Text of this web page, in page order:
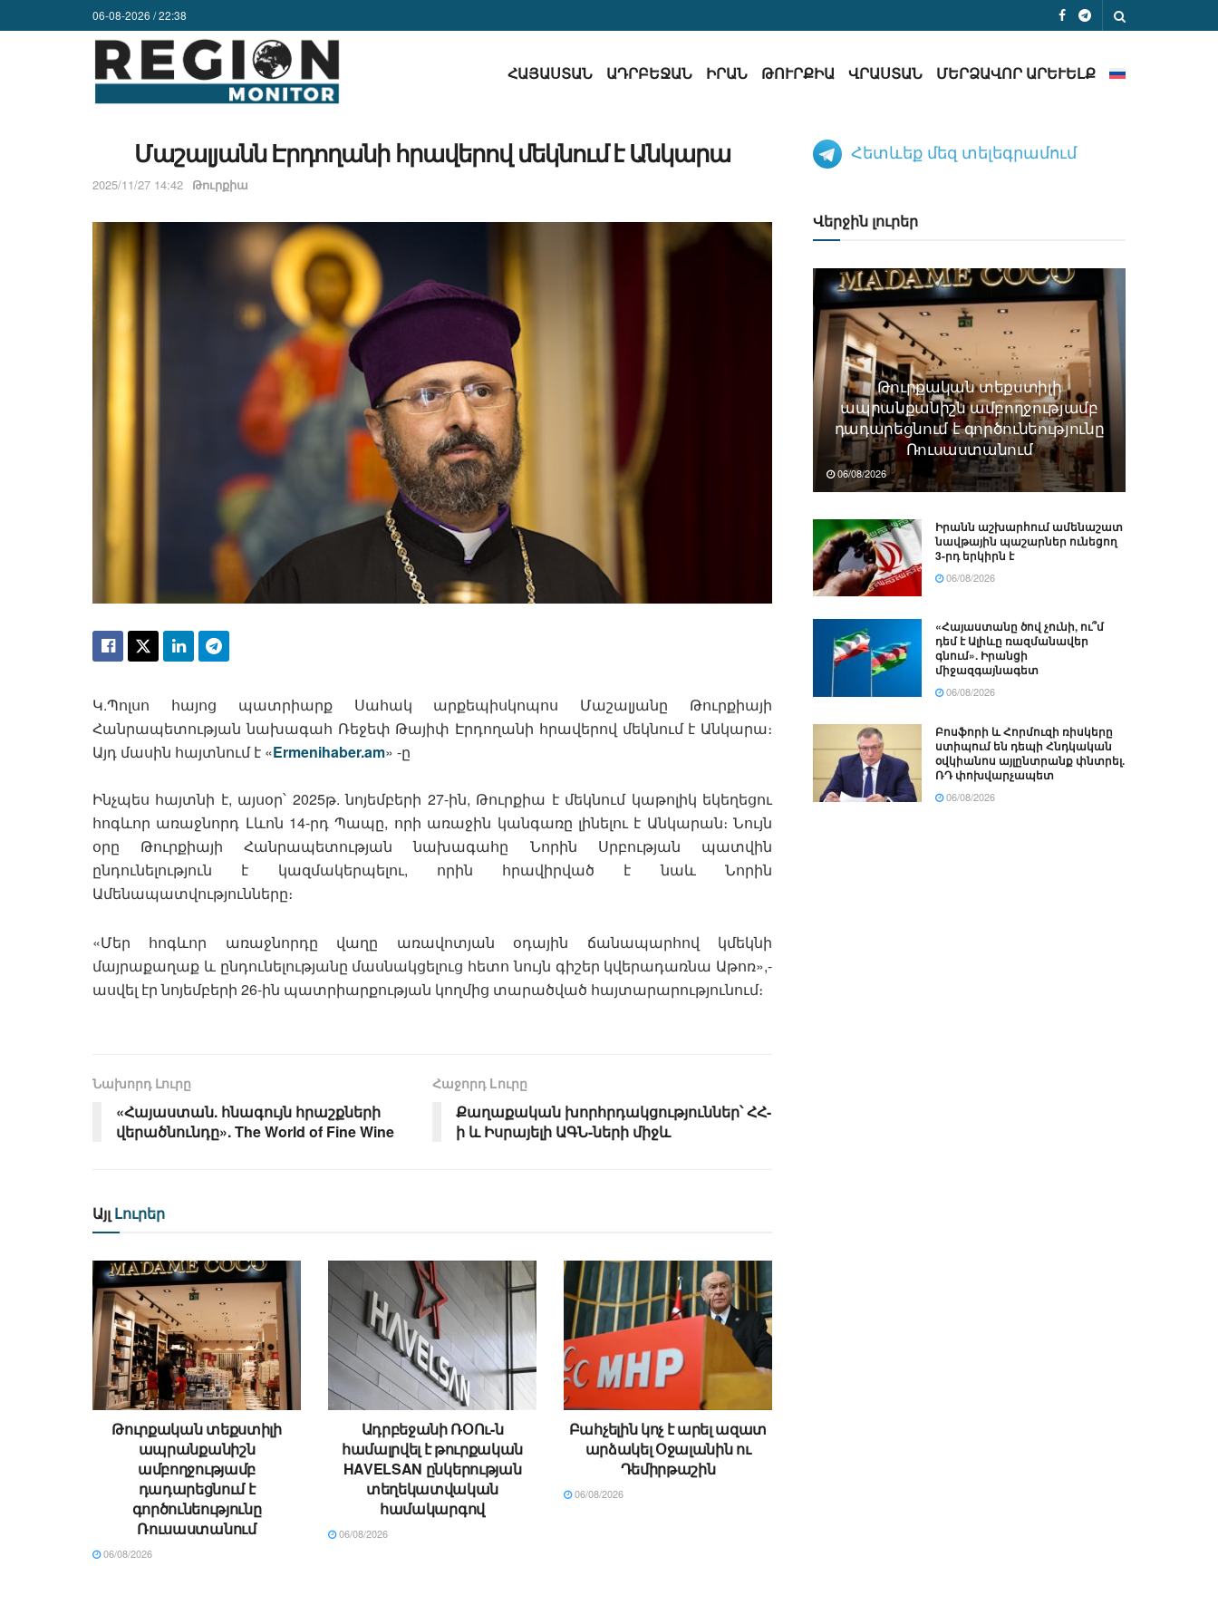
06-08-2026 / 22:38
ՀԱՅԱՍՏԱՆ ԱԴՐԲԵՋԱՆ ԻՐԱՆ ԹՈՒՐՔԻԱ ՎՐԱՍՏԱՆ ՄԵՐՁԱՎՈՐ ԱՐԵՒԵԼՔ
Մաշալյանն Էրդողանի հրավերով մեկնում է Անկարա
2025/11/27 14:42 Թուրքիա
Կ.Պոլսո հայոց պատրիարք Սահակ արքեպիսկոպոս Մաշալյանը Թուրքիայի
Հանրապետության նախագահ Ռեջեփ Թայիփ Էրդողանի հրավերով մեկնում է Անկարա։
Այդ մասին հայտնում է «Ermenihaber.am» -ը
Ինչպես հայտնի է, այսօր՝ 2025թ. նոյեմբերի 27-ին, Թուրքիա է մեկնում կաթոլիկ եկեղեցու
հոգևոր առաջնորդ Լևոն 14-րդ Պապը, որի առաջին կանգառը լինելու է Անկարան։ Նույն
օրը Թուրքիայի Հանրապետության նախագահը Նորին Սրբության պատվին
ընդունելություն է կազմակերպելու, որին հրավիրված է նաև Նորին
Ամենապատվությունները։
«Մեր հոգևոր առաջնորդը վաղը առավոտյան օդային ճանապարհով կմեկնի
մայրաքաղաք և ընդունելությանը մասնակցելուց հետո նույն գիշեր կվերադառնա Աթոռ»,-
ասվել էր նոյեմբերի 26-ին պատրիարքության կողմից տարածված հայտարարությունում։
Նախորդ Լուրը
«Հայաստան. հնագույն հրաշքների
վերածնունդը». The World of Fine Wine
Հաջորդ Lուրը
Քաղաքական խորհրդակցություններ՝ ՀՀ-
ի և Իսրայելի ԱԳՆ-ների միջև
Այլ Լուրեր
Թուրքական տեքստիլի
ապրանքանիշն
ամբողջությամբ
դադարեցնում է
գործունեությունը
Ռուսաստանում
06/08/2026
Ադրբեջանի ՌՕՈւ-ն
համալրվել է թուրքական
HAVELSAN ընկերության
տեղեկատվական
համակարգով
06/08/2026
Բահչելին կոչ է արել ազատ
արձակել Օջալանին ու
Դեմիրթաշին
06/08/2026
Հետևեք մեզ տելեգրամում
Վերջին լուրեր
Թուրքական տեքստիլի
ապրանքանիշն ամբողջությամբ
դադարեցնում է գործունեությունը
Ռուսաստանում
06/08/2026
Իրանն աշխարհում ամենաշատ
նավթային պաշարներ ունեցող
3-րդ երկիրն է
06/08/2026
«Հայաստանը ծով չունի, ու՞մ
դեմ է Ալիևը ռազմանավեր
գնում». Իրանցի
միջազգայնագետ
06/08/2026
Բոսֆորի և Հորմուզի ռիսկերը
ստիպում են դեպի Հնդկական
օվկիանոս այլընտրանք փնտրել.
ՌԴ փոխվարչապետ
06/08/2026